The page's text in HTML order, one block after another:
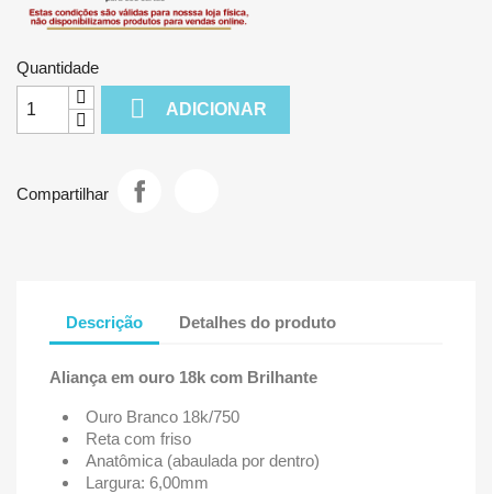
Quantidade
 ADICIONAR
Compartilhar
Descrição Detalhes do produto
Aliança em ouro 18k com Brilhante
Ouro Branco 18k/750
Reta com friso
Anatômica (abaulada por dentro)
Largura: 6,00mm